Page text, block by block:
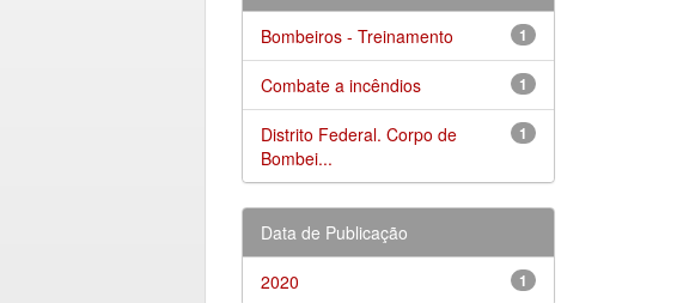
1
Bombeiros - Treinamento
1
Combate a incêndios
1
Distrito Federal. Corpo de
Bombei...
Data de Publicação
1
2020